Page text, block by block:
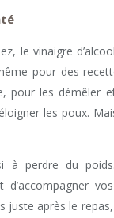
le vinaigre
pour des
pour les démêler
les poux.
à perdre du
d’accompagner
juste après le